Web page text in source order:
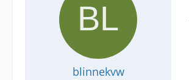
blinnekvw